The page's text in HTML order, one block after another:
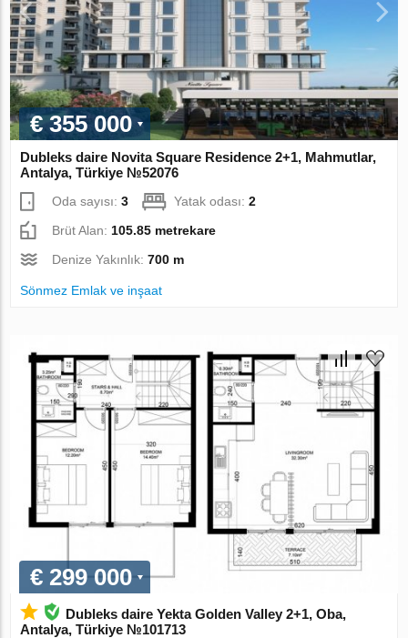
€ 355 000
Dubleks daire Novita Square Residence 2+1, Mahmutlar,
Antalya, Türkiye №52076
Oda sayısı:3 Yatak odası:2
Brüt Alan: 105.85 metrekare
Denize Yakınlık:700 m
Sönmez Emlak ve inşaat
€ 299 000
Dubleks daire Yekta Golden Valley 2+1, Oba,
Antalya, Türkiye №101713